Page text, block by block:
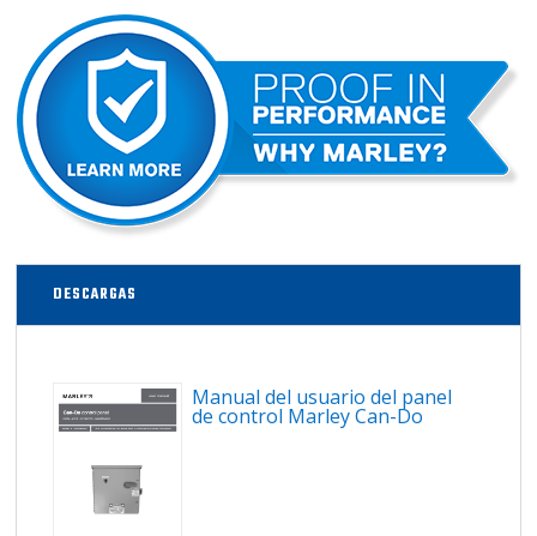
DESCARGAS
Manual del usuario del panel
de control Marley Can-Do